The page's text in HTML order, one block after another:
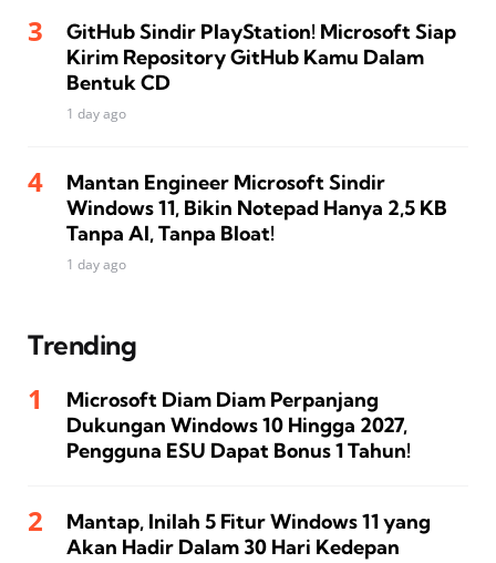
GitHub Sindir PlayStation! Microsoft Siap
Kirim Repository GitHub Kamu Dalam
Bentuk CD
1 day ago
Mantan Engineer Microsoft Sindir
Windows 11, Bikin Notepad Hanya 2,5 KB
Tanpa AI, Tanpa Bloat!
1 day ago
Trending
Microsoft Diam Diam Perpanjang
Dukungan Windows 10 Hingga 2027,
Pengguna ESU Dapat Bonus 1 Tahun!
Mantap, Inilah 5 Fitur Windows 11 yang
Akan Hadir Dalam 30 Hari Kedepan